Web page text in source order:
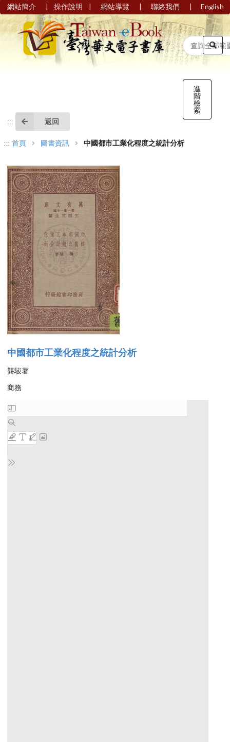
網站簡介 | 操作說明 | 網站導覽 | 聯絡我們 | English
進
階
檢
索
::: 返回
::: 首頁 圖書資訊 中國都市工業化程度之統計分析
中國都市工業化程度之統計分析
龔駿著
商務